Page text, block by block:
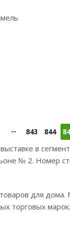
843 844
в
№ 2. Номер
для
торговых марок.